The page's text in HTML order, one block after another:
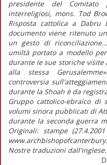
presidente del
interreligiosi, mons. Tod
Risposta cattolica a Dabru
documento viene ritenuto
un gesto di
umiltà portato a modello
durante le sue storiche visite
alla stessa
controversia
durante la Shoah è da
Gruppo cattolico-ebraico di
volumi sinora pubblicati di
durante la seconda guerra
Originali: stampe
Nostre traduzioni dall'inglese.